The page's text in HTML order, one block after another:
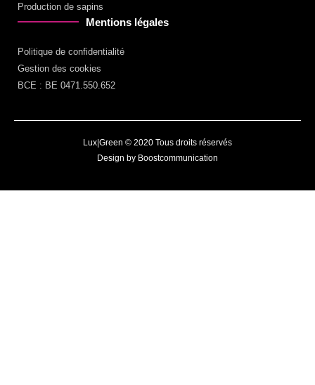
Production de sapins
Mentions légales
Politique de confidentialité
Gestion des cookies
BCE : BE 0471.550.652
Lux|Green © 2020 Tous droits réservés
Design by Boostcommunication